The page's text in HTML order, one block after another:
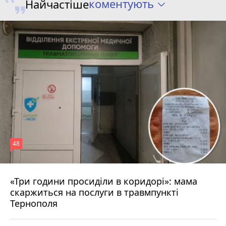
Найчастішекоментують
«Три години просиділи в коридорі»: мама
скаржиться на послуги в травмпункті
Тернополя
48
8 серпня 2026 р.